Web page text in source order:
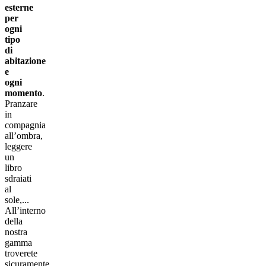
esterne
per
ogni
tipo
di
abitazione
e
ogni
momento.
Pranzare
in
compagnia
all’ombra,
leggere
un
libro
sdraiati
al
sole,...
All’interno
della
nostra
gamma
troverete
sicuramente